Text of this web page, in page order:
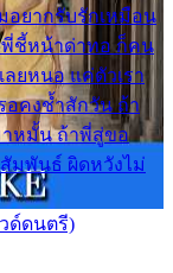
อยากรับรักเหมือน
ชี้หน้าด่าทอ ก็คน
ยหนอ แค่ตัวเรา
คงช้ำสักวัน ถ้า
าหมั้น ถ้าพี่สู่ขอ
มพันธ์ ผิดหวังไม่
ด์ดนตรี)